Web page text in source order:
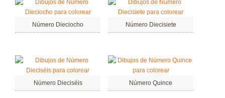
Número Dieciocho Número Diecisiete
Número Dieciséis Número Quince